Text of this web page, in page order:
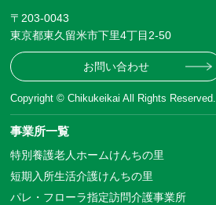
〒203-0043
東京都東久留米市下里4丁目2-50
お問い合わせ
Copyright © Chikukeikai All Rights Reserved.
事業所一覧
特別養護老人ホームけんちの里
短期入所生活介護けんちの里
パレ・フローラ指定訪問介護事業所